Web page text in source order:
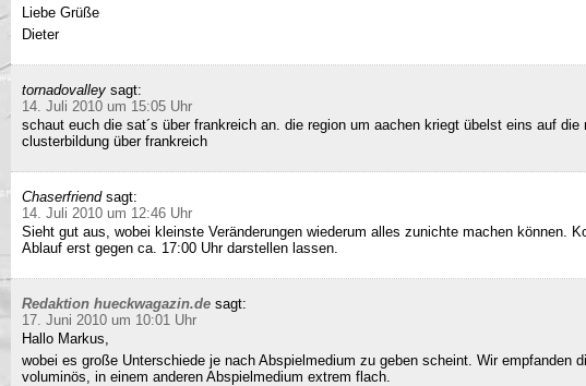
Liebe Grüße
Dieter
tornadovalley sagt:
14. Juli 2010 um 15:05 Uhr
schaut euch die sat´s über frankreich an. die region um aachen kriegt übelst eins auf die
clusterbildung über frankreich
Chaserfriend sagt:
14. Juli 2010 um 12:46 Uhr
Sieht gut aus, wobei kleinste Veränderungen wiederum alles zunichte machen können.
Ablauf erst gegen ca. 17:00 Uhr darstellen lassen.
Redaktion hueckwagazin.de sagt:
17. Juni 2010 um 10:01 Uhr
Hallo Markus,
wobei es große Unterschiede je nach Abspielmedium zu geben scheint. Wir empfanden
voluminös, in einem anderen Abspielmedium extrem flach.